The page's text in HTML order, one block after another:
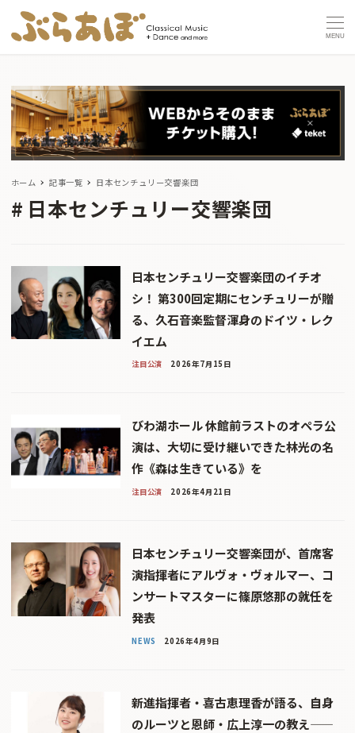
MENU
ホーム 記事一覧 日本センチュリー交響楽団
日本センチュリー交響楽団
日本センチュリー交響楽団のイチオ
シ！ 第300回定期にセンチュリーが贈
る、久石音楽監督渾身のドイツ・レク
イエム
注目公演 2026年7月15日
びわ湖ホール 休館前ラストのオペラ公
演は、大切に受け継いできた林光の名
作《森は生きている》を
注目公演 2026年4月21日
日本センチュリー交響楽団が、首席客
演指揮者にアルヴォ・ヴォルマー、コ
ンサートマスターに篠原悠那の就任を
発表
NEWS 2026年4月9日
新進指揮者・喜古恵理香が語る、自身
のルーツと恩師・広上淳一の教え——